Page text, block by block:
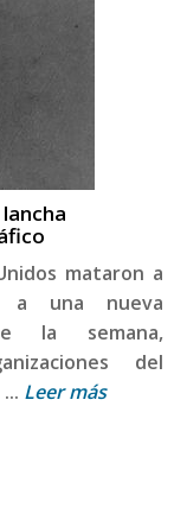
mataron a
a una nueva
la semana,
del
Leer más